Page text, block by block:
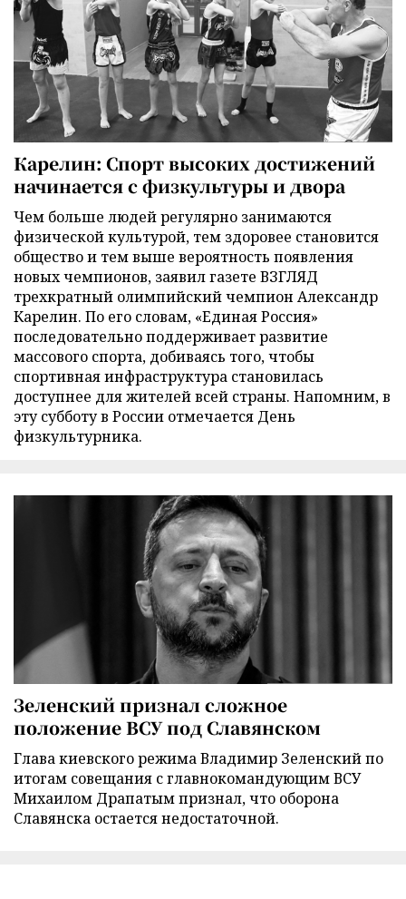
Карелин: Спорт высоких достижений
начинается с физкультуры и двора
Чем больше людей регулярно занимаются
физической культурой, тем здоровее становится
общество и тем выше вероятность появления
новых чемпионов, заявил газете ВЗГЛЯД
трехкратный олимпийский чемпион Александр
Карелин. По его словам, «Единая Россия»
последовательно поддерживает развитие
массового спорта, добиваясь того, чтобы
спортивная инфраструктура становилась
доступнее для жителей всей страны. Напомним, в
эту субботу в России отмечается День
физкультурника.
Зеленский признал сложное
положение ВСУ под Славянском
Глава киевского режима Владимир Зеленский по
итогам совещания с главнокомандующим ВСУ
Михаилом Драпатым признал, что оборона
Славянска остается недостаточной.